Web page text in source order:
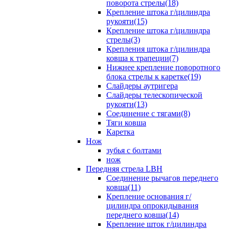
поворота стрелы(18)
Крепление штока г/цилиндра
рукояти(15)
Крепление штока г/цилиндра
стрелы(3)
Крепления штока г/цилиндра
ковша к трапеции(7)
Нижнее крепление поворотного
блока стрелы к каретке(19)
Слайдеры аутригера
Слайдеры телескопической
рукояти(13)
Соединение с тягами(8)
Тяги ковша
Каретка
Нож
зубья с болтами
нож
Передняя стрела LBH
Cоединение рычагов переднего
ковша(11)
Крепление основания г/
цилиндра опрокидывания
переднего ковша(14)
Крепление шток г/цилиндра